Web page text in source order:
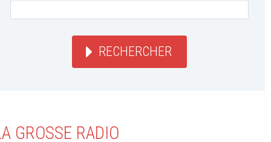
RECHERCHER
GROSSE RADIO